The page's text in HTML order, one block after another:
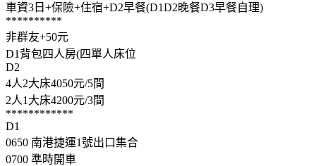
車資3日+保險+住宿+D2早餐(D1D2晚餐D3早餐自理)
**********
非群友+50元
D1背包四人房(四單人床位
D2
4人2大床4050元/5間
2人1大床4200元/3間
************
D1
0650 南港捷運1號出口集合
0700 準時開車